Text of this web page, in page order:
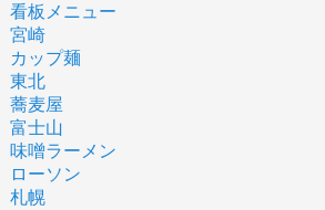
看板メニュー
宮崎
カップ麺
東北
蕎麦屋
富士山
味噌ラーメン
ローソン
札幌